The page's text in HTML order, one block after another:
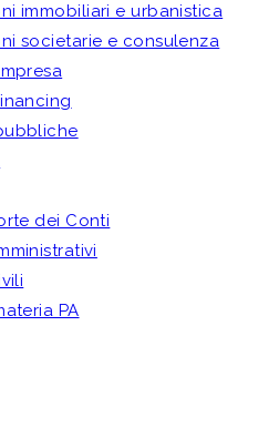
immobiliari e urbanistica
societarie e consulenza
dei Conti
PA